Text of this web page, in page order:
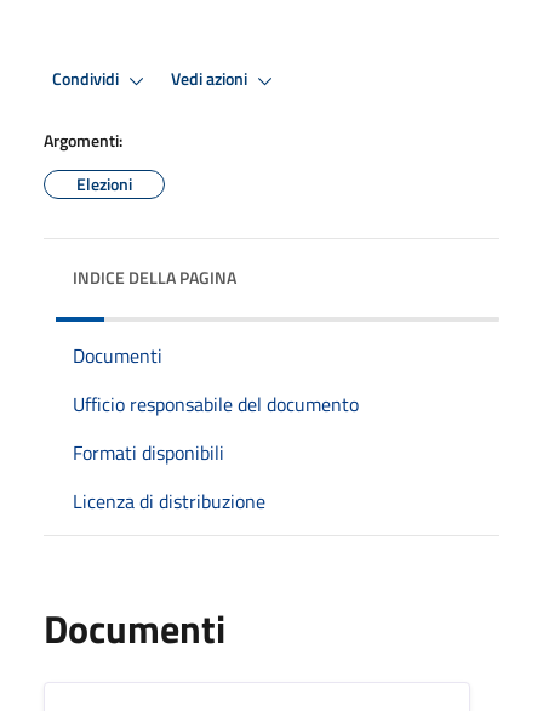
Condividi Vedi azioni
Argomenti:
Elezioni
INDICE DELLA PAGINA
Documenti
Ufficio responsabile del documento
Formati disponibili
Licenza di distribuzione
Documenti